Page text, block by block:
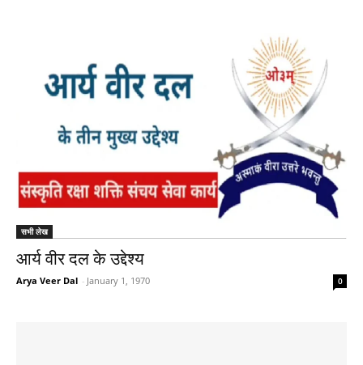
सभी लेख
आर्य वीर दल के उद्देश्य
Arya Veer Dal - January 1, 1970 0